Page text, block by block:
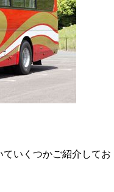
いくつかご紹介してお